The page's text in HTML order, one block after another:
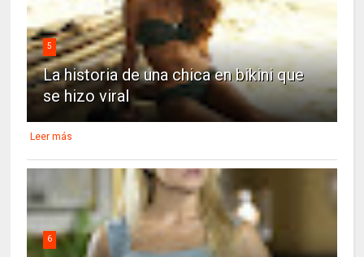
5
La historia de una chica en bikini que
se hizo viral
Leer más
6